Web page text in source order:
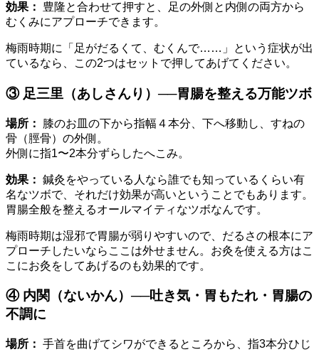
効果：
豊隆と合わせて押すと、足の外側と内側の両方から
むくみにアプローチできます。
梅雨時期に「足がだるくて、むくんで……」という症状が出
ているなら、この2つはセットで押してあげてください。
③ 足三里（あしさんり）──胃腸を整える万能ツボ
場所：
膝のお皿の下から指幅４本分、下へ移動し、すねの
骨（脛骨）の外側。
外側に指1〜2本分ずらしたへこみ。
効果： 鍼灸をやっている人なら誰でも知っているくらい有
名なツボで、それだけ効果が高いということでもあります。
胃腸全般を整えるオールマイティなツボなんです。
梅雨時期は湿邪で胃腸が弱りやすいので、だるさの根本にア
プローチしたいならここは外せません。お灸を使える方はこ
こにお灸をしてあげるのも効果的です。
④ 内関（ないかん）──吐き気・胃もたれ・胃腸の
不調に
場所： 手首を曲げてシワができるところから、指3本分ひじ